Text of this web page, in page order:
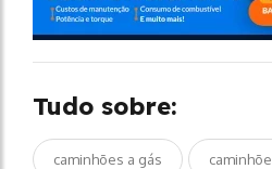
Tudo sobre:
caminhões a gás